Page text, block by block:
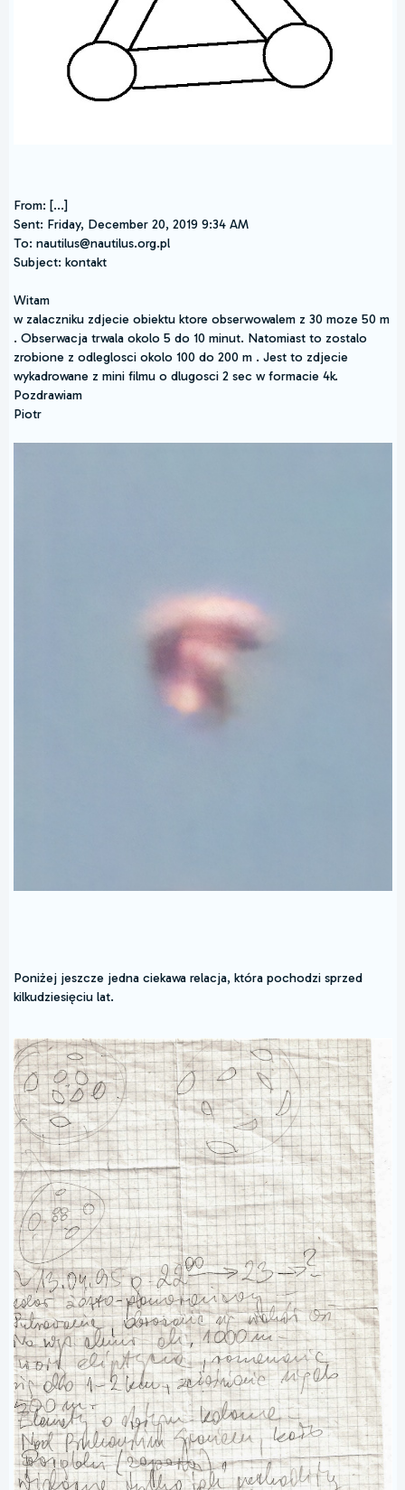
From: [...]
Sent: Friday, December 20, 2019 9:34 AM
To: nautilus@nautilus.org.pl
Subject: kontakt
Witam
w zalaczniku zdjecie obiektu ktore obserwowalem z 30 moze 50 m
. Obserwacja trwala okolo 5 do 10 minut. Natomiast to zostalo
zrobione z odleglosci okolo 100 do 200 m . Jest to zdjecie
wykadrowane z mini filmu o dlugosci 2 sec w formacie 4k.
Pozdrawiam
Piotr
Poniżej jeszcze jedna ciekawa relacja, która pochodzi sprzed
kilkudziesięciu lat.